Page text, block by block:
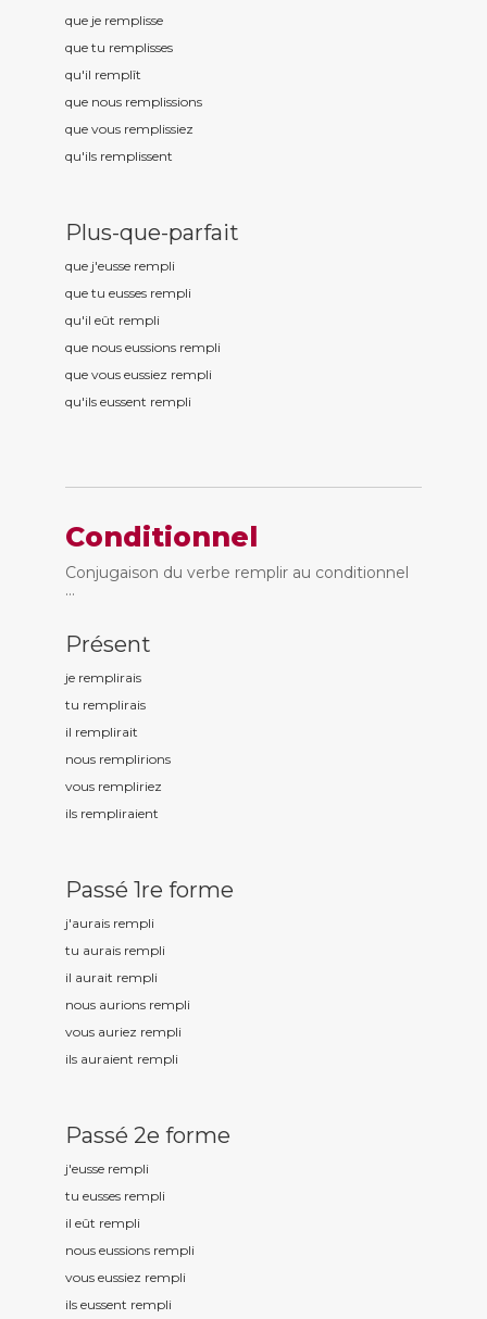
que je remplisse
que tu remplisses
qu'il remplît
que nous remplissions
que vous remplissiez
qu'ils remplissent
Plus-que-parfait
que j'eusse rempli
que tu eusses rempli
qu'il eût rempli
que nous eussions rempli
que vous eussiez rempli
qu'ils eussent rempli
Conditionnel
Conjugaison du verbe remplir au conditionnel
...
Présent
je remplirais
tu remplirais
il remplirait
nous remplirions
vous rempliriez
ils rempliraient
Passé 1re forme
j'aurais rempli
tu aurais rempli
il aurait rempli
nous aurions rempli
vous auriez rempli
ils auraient rempli
Passé 2e forme
j'eusse rempli
tu eusses rempli
il eût rempli
nous eussions rempli
vous eussiez rempli
ils eussent rempli